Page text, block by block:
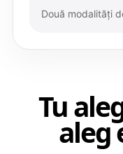
Două modalități
Tu
aleg